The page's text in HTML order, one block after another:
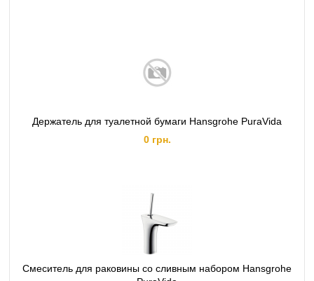
Держатель для туалетной бумаги Hansgrohe PuraVida
0 грн.
Смеситель для раковины со сливным набором Hansgrohe